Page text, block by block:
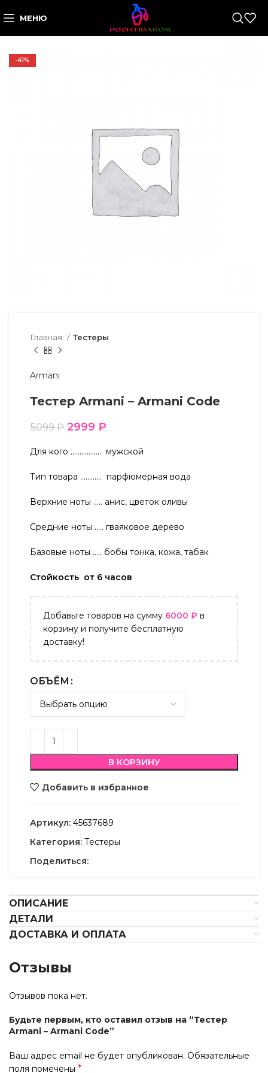
МЕНЮ
-41%
Главная Тестеры
Armani
Тестер Armani – Armani Code
5099₽ 2999 ₽
Для кого …………….. мужской
Тип товара ………… парфюмерная вода
Верхние ноты ….. анис, цветок оливы
Средние ноты ….. гваяковое дерево
Базовые ноты ….. бобы тонка, кожа, табак
Стойкость от 6 часов
Добавьте товаров на сумму 6000 ₽ в
корзину и получите бесплатную
доставку!
ОБЪЁМ
В КОРЗИНУ
Добавить в избранное
Артикул: 45637689
Категория: Тестеры
Поделиться:
ОПИСАНИЕ
ДЕТАЛИ
ДОСТАВКА И ОПЛАТА
Отзывы
Отзывов пока нет.
Будьте первым, кто оставил отзыв на “Тестер
Armani – Armani Code”
Ваш адрес email не будет опубликован. Обязательные
поля помечены *